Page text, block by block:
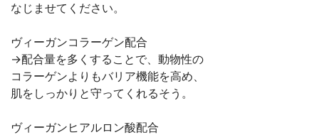
なじませてください。
ヴィーガンコラーゲン配合
→配合量を多くすることで、動物性の
コラーゲンよりもバリア機能を高め、
肌をしっかりと守ってくれるそう。
ヴィーガンヒアルロン酸配合